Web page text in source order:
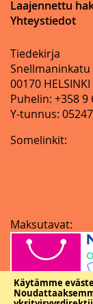
Käytämme
Laajennettu
Yhteystiedot
Tiedekirja
Snellmaninkatu
00170 HELSINKI
Puhelin: +358 9
Y-tunnus:
Somelinkit:
Maksutavat: